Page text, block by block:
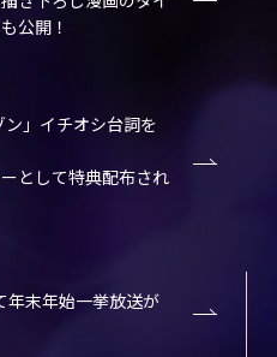
公開！
」イチオシ台詞を
として特典配布され
年末年始一挙放送が